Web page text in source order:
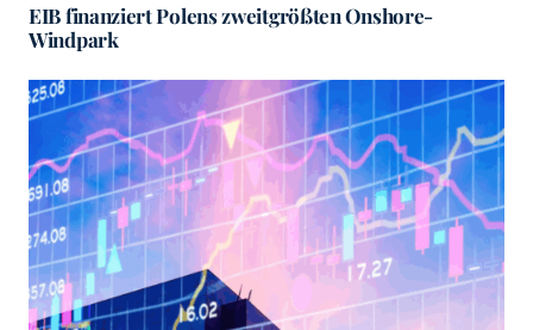
EIB finanziert Polens zweitgrößten Onshore-
Windpark